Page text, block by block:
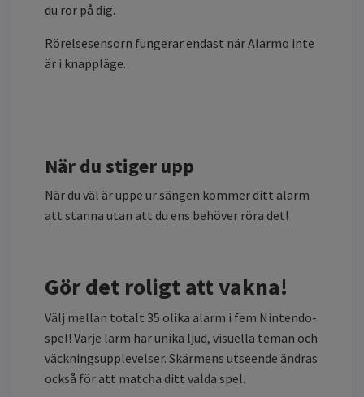
du rör på dig.
Rörelsesensorn fungerar endast när Alarmo inte
är i knappläge.
När du stiger upp
När du väl är uppe ur sängen kommer ditt alarm
att stanna utan att du ens behöver röra det!
Gör det roligt att vakna!
Välj mellan totalt 35 olika alarm i fem Nintendo-
spel! Varje larm har unika ljud, visuella teman och
väckningsupplevelser. Skärmens utseende ändras
också för att matcha ditt valda spel.